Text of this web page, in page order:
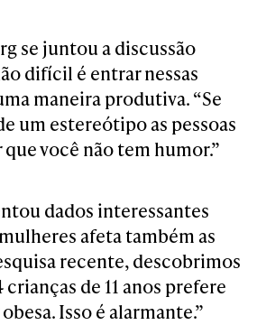
se juntou a discussão
difícil é entrar nessas
maneira produtiva. “Se
um estereótipo as pessoas
você não tem humor.”
dados interessantes
afeta também as
recente, descobrimos
crianças de 11 anos prefere
Isso é alarmante.”